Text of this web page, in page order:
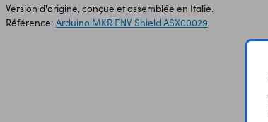
Version d'origine, conçue et assemblée en Italie.
Référence: Arduino MKR ENV Shield ASX00029